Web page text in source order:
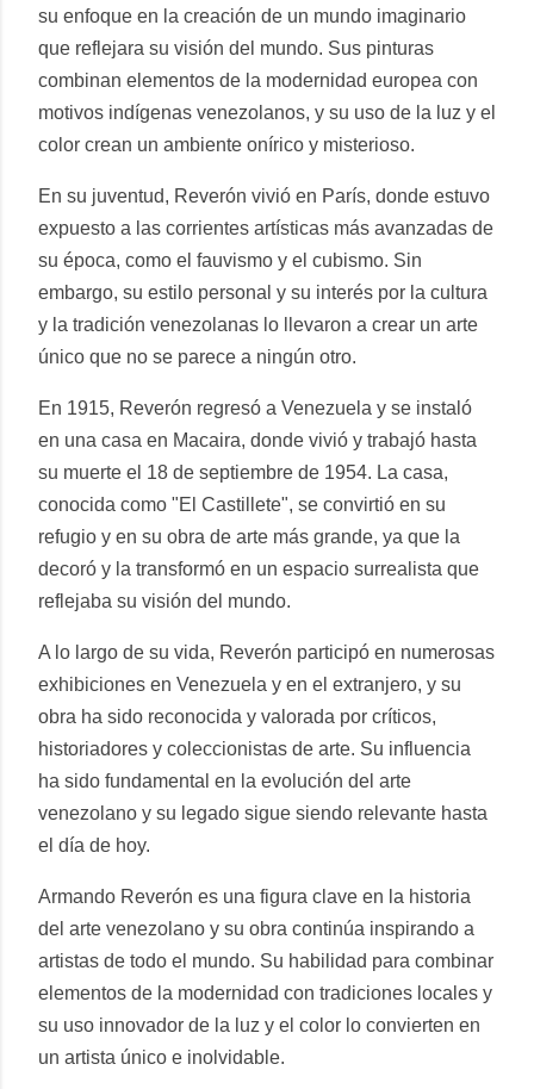
su enfoque en la creación de un mundo imaginario
que reflejara su visión del mundo. Sus pinturas
combinan elementos de la modernidad europea con
motivos indígenas venezolanos, y su uso de la luz y el
color crean un ambiente onírico y misterioso.
En su juventud, Reverón vivió en París, donde estuvo
expuesto a las corrientes artísticas más avanzadas de
su época, como el fauvismo y el cubismo. Sin
embargo, su estilo personal y su interés por la cultura
y la tradición venezolanas lo llevaron a crear un arte
único que no se parece a ningún otro.
En 1915, Reverón regresó a Venezuela y se instaló
en una casa en Macaira, donde vivió y trabajó hasta
su muerte el 18 de septiembre de 1954. La casa,
conocida como "El Castillete", se convirtió en su
refugio y en su obra de arte más grande, ya que la
decoró y la transformó en un espacio surrealista que
reflejaba su visión del mundo.
A lo largo de su vida, Reverón participó en numerosas
exhibiciones en Venezuela y en el extranjero, y su
obra ha sido reconocida y valorada por críticos,
historiadores y coleccionistas de arte. Su influencia
ha sido fundamental en la evolución del arte
venezolano y su legado sigue siendo relevante hasta
el día de hoy.
Armando Reverón es una figura clave en la historia
del arte venezolano y su obra continúa inspirando a
artistas de todo el mundo. Su habilidad para combinar
elementos de la modernidad con tradiciones locales y
su uso innovador de la luz y el color lo convierten en
un artista único e inolvidable.